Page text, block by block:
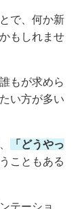
で、何か新
もしれませ
もが求めら
い方が多い
「どうやっ
こともある
テーショ